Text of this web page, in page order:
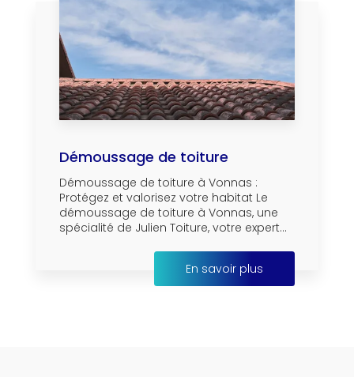
Démoussage de toiture
Démoussage de toiture à Vonnas :
Protégez et valorisez votre habitat Le
démoussage de toiture à Vonnas, une
spécialité de Julien Toiture, votre expert...
En savoir plus